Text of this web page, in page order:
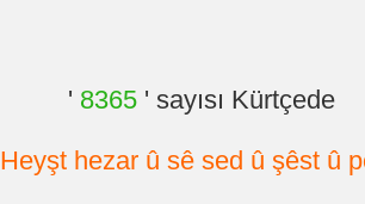
' 8365 ' sayısı Kürtçede
Heyşt hezar û sê sed û şêst û